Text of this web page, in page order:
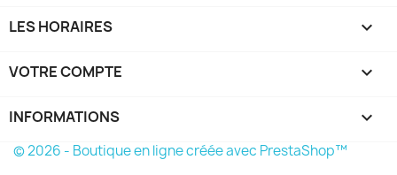
LES HORAIRES 
VOTRE COMPTE 
INFORMATIONS keyboard_arrow_down
© 2026 - Boutique en ligne créée avec PrestaShop™